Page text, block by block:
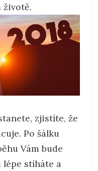
životě.
zjistíte, že
Po šálku
Vám bude
lépe stíháte a